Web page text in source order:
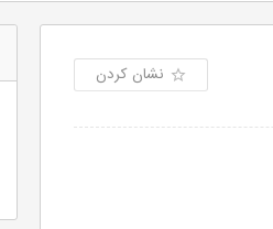
نشان کردن